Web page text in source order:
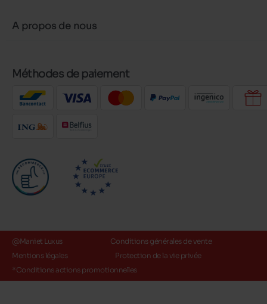
A propos de nous
Méthodes de paiement
@Maniet Luxus
Conditions générales de vente
Mentions légales
Protection de la vie privée
*Conditions actions promotionnelles